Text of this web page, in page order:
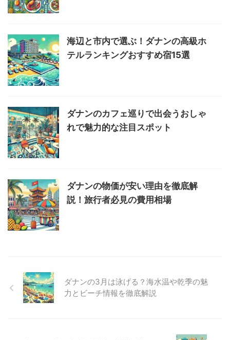
海辺と市内で選ぶ！ダナンの高級ホ
テルランキングおすすめ宿15選
ダナンのカフェ巡りで出会うおしゃ
れで魅力的な注目スポット
ダナンの物価が安い理由を徹底解
説！旅行者必見の費用相場
ダナンの3月は泳げる？海水温や乾季の魅
力とビーチ情報を徹底解説